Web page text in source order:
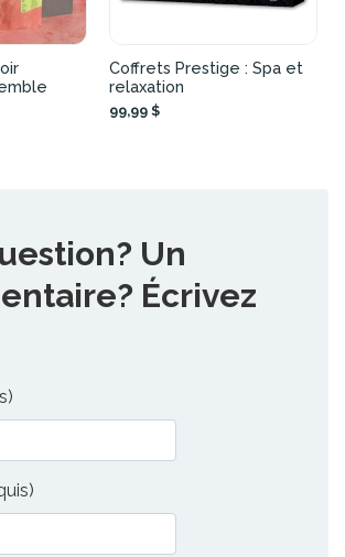
Coffrets Prestige : Spa et
relaxation
99,99 $
Un
Écrivez